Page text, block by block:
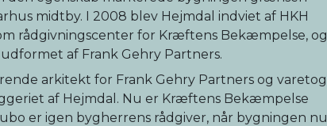
midtby. I 2008 blev Hejmdal indviet af HKH
rådgivningscenter for Kræftens Bekæmpelse, og
af Frank Gehry Partners.
arkitekt for Frank Gehry Partners og varetog
af Hejmdal. Nu er Kræftens Bekæmpelse
er igen bygherrens rådgiver, når bygningen nu